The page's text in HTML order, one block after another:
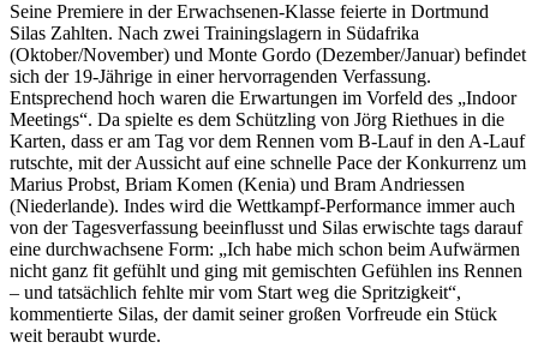
Seine Premiere in der Erwachsenen-Klasse feierte in Dortmund
Silas Zahlten. Nach zwei Trainingslagern in Südafrika
(Oktober/November) und Monte Gordo (Dezember/Januar) befindet
sich der 19-Jährige in einer hervorragenden Verfassung.
Entsprechend hoch waren die Erwartungen im Vorfeld des „Indoor
Meetings“. Da spielte es dem Schützling von Jörg Riethues in die
Karten, dass er am Tag vor dem Rennen vom B-Lauf in den A-Lauf
rutschte, mit der Aussicht auf eine schnelle Pace der Konkurrenz um
Marius Probst, Briam Komen (Kenia) und Bram Andriessen
(Niederlande). Indes wird die Wettkampf-Performance immer auch
von der Tagesverfassung beeinflusst und Silas erwischte tags darauf
eine durchwachsene Form: „Ich habe mich schon beim Aufwärmen
nicht ganz fit gefühlt und ging mit gemischten Gefühlen ins Rennen
– und tatsächlich fehlte mir vom Start weg die Spritzigkeit“,
kommentierte Silas, der damit seiner großen Vorfreude ein Stück
weit beraubt wurde.